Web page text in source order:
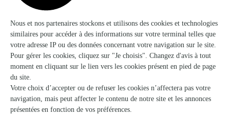
D’une Fleur A L’autre
Trouville Sur Mer
★
159 Rue Général de Gaulle
Voir la boutique